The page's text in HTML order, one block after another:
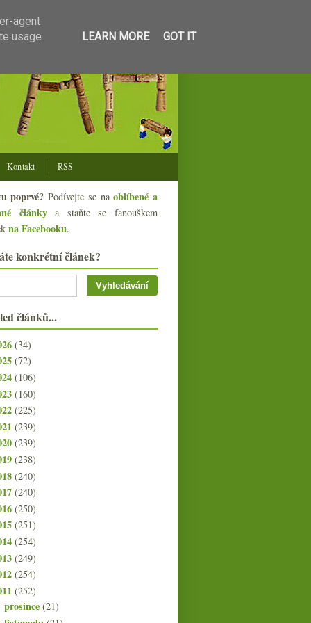
Kontakt RSS
poprvé? Podívejte se naoblíbené a
článkya staňte se fanouškem
na Facebooku.
konkrétní článek?
článků...
(34)
(72)
(106)
(160)
(225)
(239)
(239)
(238)
(240)
(240)
(250)
(251)
(254)
(249)
(254)
(252)
prosince(21)
agent
usage
LEARN MORE GOT IT